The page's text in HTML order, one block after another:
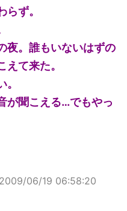
ず。
夜。誰もいないはずの
て来た。
が聞こえる…でもやっ
2009/06/19 06:58:20